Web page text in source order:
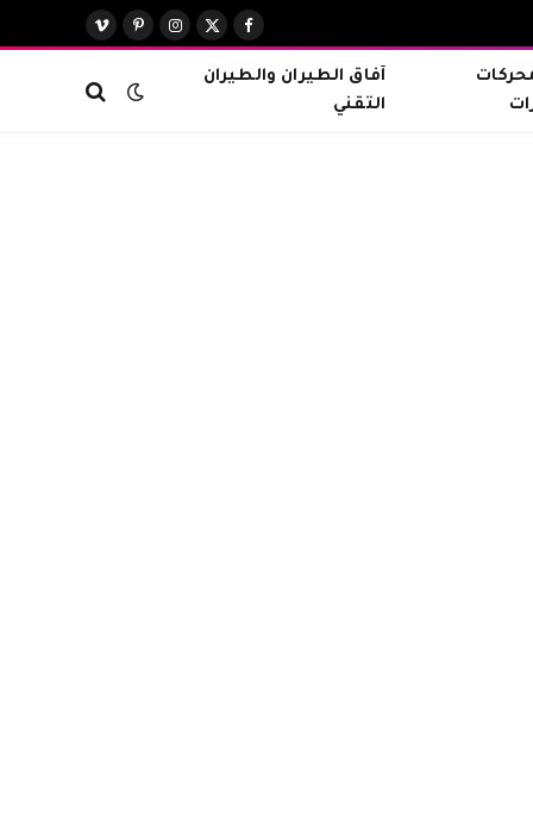
فيسبوك
X
الانستغرامبينتيريست
فيميو
آفاق الطيران والطيران
التقني